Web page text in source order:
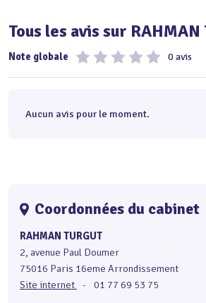
Tous les avis sur RAHMAN
Note globale 0 avis
Aucun avis pour le moment.
Coordonnées du cabinet
RAHMAN TURGUT
2, avenue Paul Doumer
75016 Paris 16eme Arrondissement
Site internet
- 01 77 69 53 75